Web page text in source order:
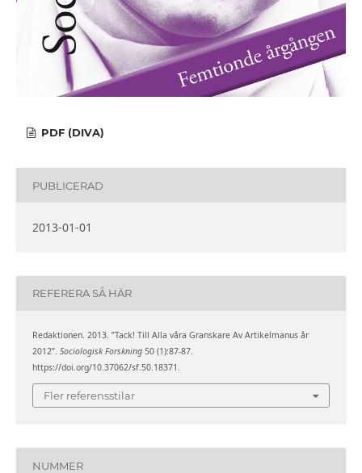
PDF (DIVA)
PUBLICERAD
2013-01-01
REFERERA SÅ HÄR
Redaktionen. 2013. ”Tack! Till Alla våra Granskare Av Artikelmanus år
2012”. Sociologisk Forskning50 (1):87-87.
https://doi.org/10.37062/sf.50.18371.
Fler referensstilar
NUMMER